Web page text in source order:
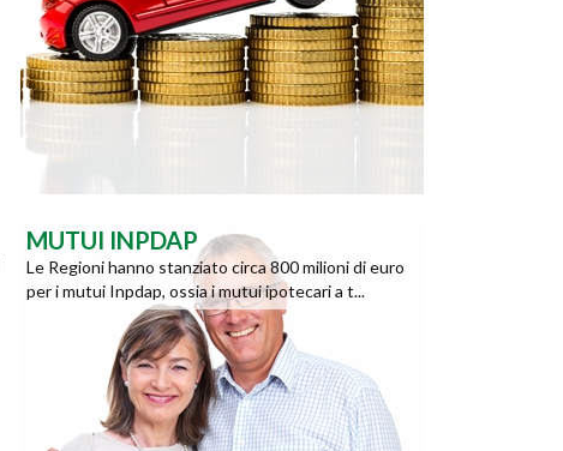
MUTUI INPDAP
Le Regioni hanno stanziato circa 800 milioni di euro
per i mutui Inpdap, ossia i mutui ipotecari a t...